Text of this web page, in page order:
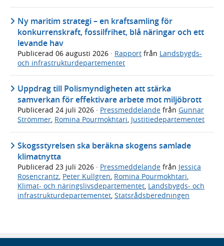
Ny maritim strategi – en kraftsamling för
konkurrenskraft, fossilfrihet, blå näringar och ett
levande hav
Publicerad 06 augusti 2026 · Rapport från Landsbygds-
och infrastrukturdepartementet
Uppdrag till Polismyndigheten att stärka
samverkan för effektivare arbete mot miljöbrott
Publicerad 24 juli 2026 · Pressmeddelande från Gunnar
Strömmer, Romina Pourmokhtari, Justitiedepartementet
Skogsstyrelsen ska beräkna skogens samlade
klimatnytta
Publicerad 23 juli 2026 · Pressmeddelande från Jessica
Rosencrantz, Peter Kullgren, Romina Pourmokhtari,
Klimat- och näringslivsdepartementet, Landsbygds- och
infrastrukturdepartementet, Statsrådsberedningen